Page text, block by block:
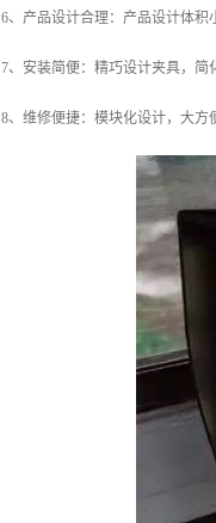
6、产品设计合理：产品设计体积
7、安装简便：精巧设计夹具，简
8、维修便捷：模块化设计，大方